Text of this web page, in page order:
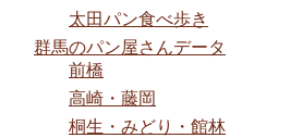
太田パン食べ歩き
群馬のパン屋さんデータ
前橋
高崎・藤岡
桐生・みどり・館林